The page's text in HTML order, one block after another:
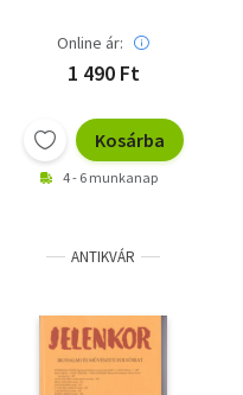
Online ár:
1 490 Ft
Kosárba
4 - 6 munkanap
ANTIKVÁR